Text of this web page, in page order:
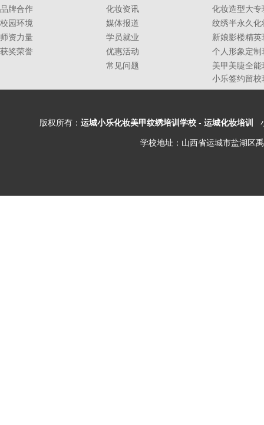
品牌合作
化妆资讯
化妆造型大专
校园环境
媒体报道
纹绣半永久化
师资力量
学员就业
新娘影楼精英
获奖荣誉
优惠活动
个人形象定制
常见问题
美甲美睫全能
小乐签约留校
版权所有： 运城小乐化妆美甲纹绣培训学校- 运城化妆培训
学校地址：山西省运城市盐湖区